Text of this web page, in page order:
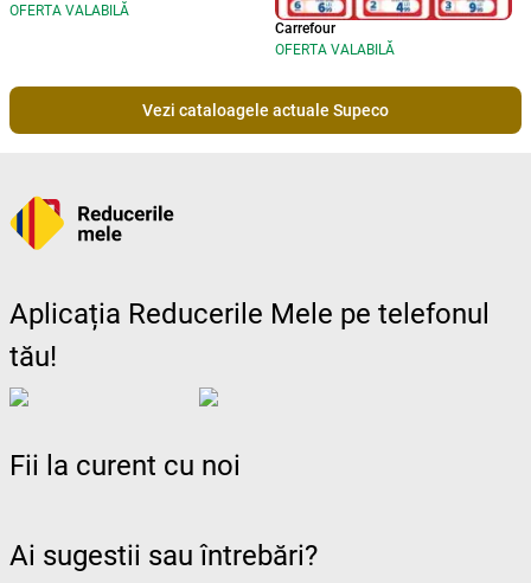
OFERTA VALABILĂ
Carrefour
OFERTA VALABILĂ
Vezi cataloagele actuale Supeco
Aplicația Reducerile Mele pe telefonul
tău!
Fii la curent cu noi
Ai sugestii sau întrebări?